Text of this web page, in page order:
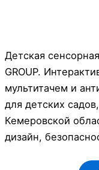
Детская
GROUP.
мультитачем и
для детских
Кемеровской
дизайн,